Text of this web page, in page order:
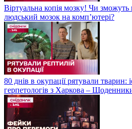
Віртуальна копія мозку! Чи зможуть
людський мозок на компʼютері?
80 днів в окупації рятували тварин:
герпетологів з Харкова –